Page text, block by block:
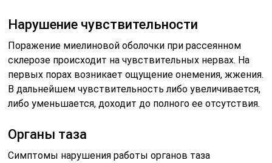
Нарушение чувствительности
Поражение миелиновой оболочки при рассеянном
склерозе происходит на чувствительных нервах. На
первых порах возникает ощущение онемения, жжения.
В дальнейшем чувствительность либо увеличивается,
либо уменьшается, доходит до полного ее отсутствия.
Органы таза
Симптомы нарушения работы органов таза